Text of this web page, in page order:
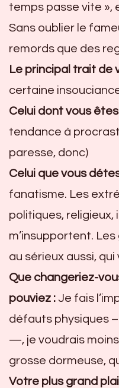
temps passe vite »,
Sans oublier le
remords que des
Le principal trait de
certaine
Celui dont vous
tendance à
paresse, donc)
Celui que vous
fanatisme. Les
politiques, religieux,
m’insupportent.
au sérieux aussi,
Que changeriez-
pouviez : Je fais
défauts physiques
—, je voudrais
grosse dormeuse,
Votre plus grand